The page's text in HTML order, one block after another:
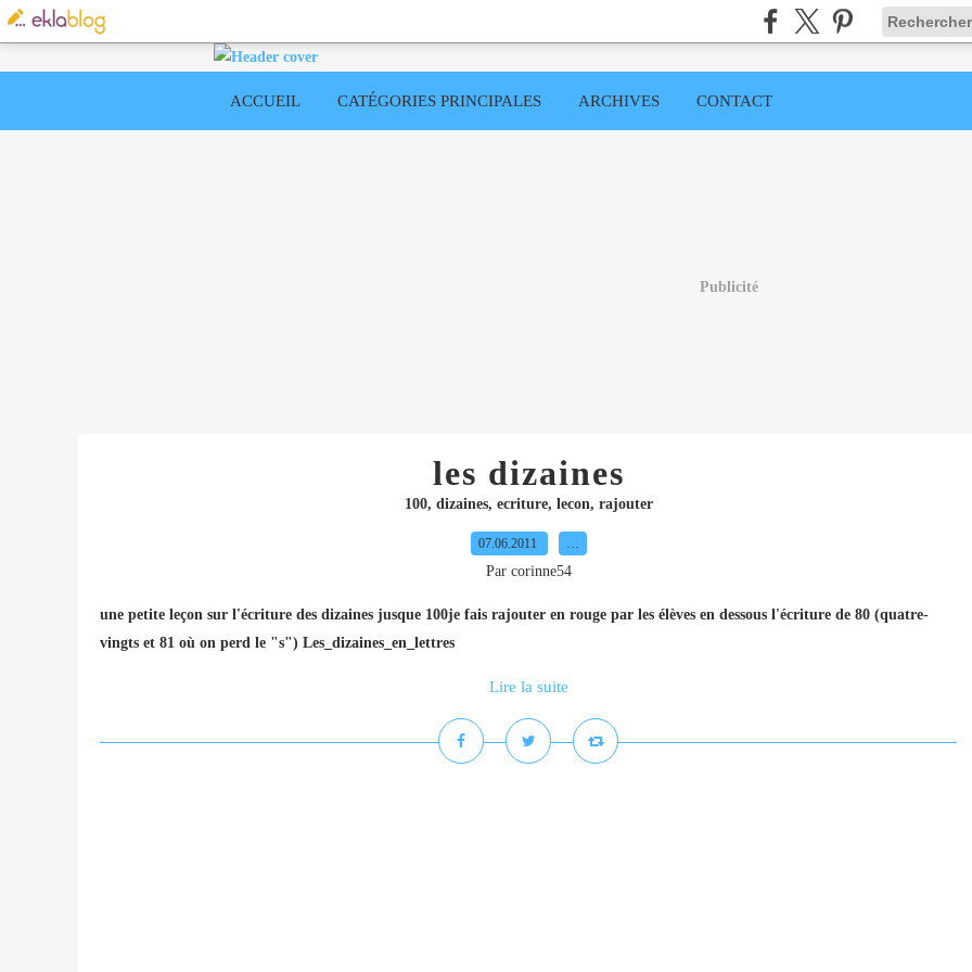
ACCUEIL CATÉGORIES PRINCIPALES ARCHIVES CONTACT
Publicité
les dizaines
100, dizaines, ecriture, lecon, rajouter
07.06.2011 …
Par corinne54
une petite leçon sur l'écriture des dizaines jusque 100je fais rajouter en rouge par les élèves en dessous l'écriture de 80 (quatre-
vingts et 81 où on perd le "s") Les_dizaines_en_lettres
Lire la suite